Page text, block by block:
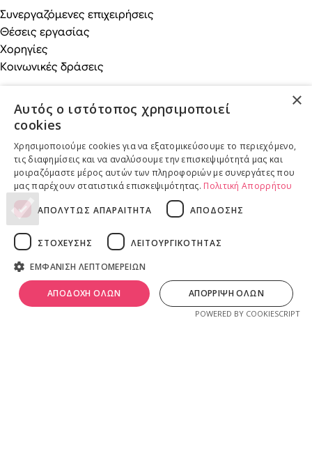
Συνεργαζόμενες επιχειρήσεις
Θέσεις εργασίας
Χορηγίες
Κοινωνικές δράσεις
ONLINE ΑΓΟΡΕΣ
Επιστροφές προϊόντων
Παραδόσεις προϊόντων
ΝΟΜΙΚΕΣ ΠΛΗΡΟΦΟΡΙΕΣ
Όροι & Προϋποθέσεις
Πνευματικά Δικαιώματα λivadeiashop.
Ιδιοκτησία, δημιουργία, branding, τεχνική & εμπορική διαχείριση
0
Καλάθι
×
Αυτός ο ιστότοπος χρησιμοποιεί
cookies
Χρησιμοποιούμε cookies για να εξατομικεύσουμε το περιεχόμενο,
τις διαφημίσεις και να αναλύσουμε την επισκεψιμότητά μας και
μοιραζόμαστε μέρος αυτών των πληροφοριών με συνεργάτες που
μας παρέχουν στατιστικά επισκεψιμότητας. Πολιτική Απορρήτου
ΑΠΟΛΥΤΩΣ ΑΠΑΡΑΙΤΗΤΑ ΑΠΟΔΟΣΗΣ
ΣΤΟΧΕΥΣΗΣ
ΛΕΙΤΟΥΡΓΙΚΟΤΗΤΑΣ
ΕΜΦΑΝΙΣΗ ΛΕΠΤΟΜΕΡΕΙΩΝ
ΑΠΟΔΟΧΗ ΟΛΩΝ ΑΠΟΡΡΙΨΗ ΟΛΩΝ
POWERED BY COOKIESCRIPT